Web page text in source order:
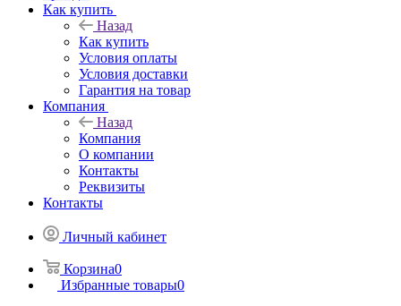
Как купить
Назад
Как купить
Условия оплаты
Условия доставки
Гарантия на товар
Компания
Назад
Компания
О компании
Контакты
Реквизиты
Контакты
Личный кабинет
Корзина0
Избранные товары0